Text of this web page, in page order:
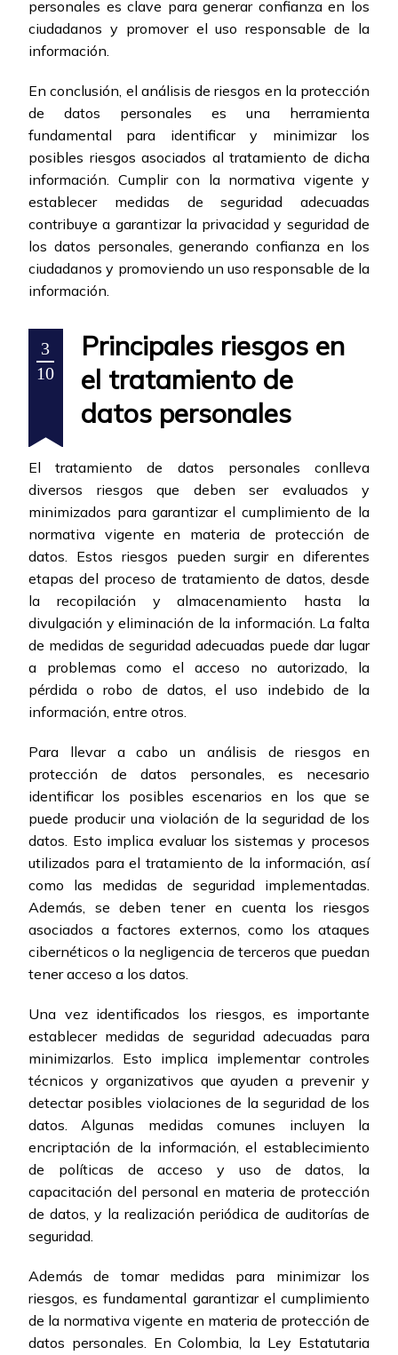
personales es clave para generar confianza en los
ciudadanos y promover el uso responsable de la
información.
En conclusión, el análisis de riesgos en la protección
de datos personales es una herramienta
fundamental para identificar y minimizar los
posibles riesgos asociados al tratamiento de dicha
información. Cumplir con la normativa vigente y
establecer medidas de seguridad adecuadas
contribuye a garantizar la privacidad y seguridad de
los datos personales, generando confianza en los
ciudadanos y promoviendo un uso responsable de la
información.
3
10
Principales riesgos en
el tratamiento de
datos personales
El tratamiento de datos personales conlleva
diversos riesgos que deben ser evaluados y
minimizados para garantizar el cumplimiento de la
normativa vigente en materia de protección de
datos. Estos riesgos pueden surgir en diferentes
etapas del proceso de tratamiento de datos, desde
la recopilación y almacenamiento hasta la
divulgación y eliminación de la información. La falta
de medidas de seguridad adecuadas puede dar lugar
a problemas como el acceso no autorizado, la
pérdida o robo de datos, el uso indebido de la
información, entre otros.
Para llevar a cabo un análisis de riesgos en
protección de datos personales, es necesario
identificar los posibles escenarios en los que se
puede producir una violación de la seguridad de los
datos. Esto implica evaluar los sistemas y procesos
utilizados para el tratamiento de la información, así
como las medidas de seguridad implementadas.
Además, se deben tener en cuenta los riesgos
asociados a factores externos, como los ataques
cibernéticos o la negligencia de terceros que puedan
tener acceso a los datos.
Una vez identificados los riesgos, es importante
establecer medidas de seguridad adecuadas para
minimizarlos. Esto implica implementar controles
técnicos y organizativos que ayuden a prevenir y
detectar posibles violaciones de la seguridad de los
datos. Algunas medidas comunes incluyen la
encriptación de la información, el establecimiento
de políticas de acceso y uso de datos, la
capacitación del personal en materia de protección
de datos, y la realización periódica de auditorías de
seguridad.
Además de tomar medidas para minimizar los
riesgos, es fundamental garantizar el cumplimiento
de la normativa vigente en materia de protección de
datos personales. En Colombia, la Ley Estatutaria